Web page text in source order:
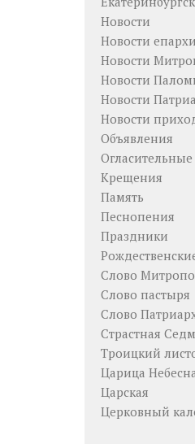
Новости
Новости
Новости
Новости
Новости
Новости
Объявления
Крещения
Память
Песнопения
Праздники
Слово
Слово пастыря
Слово
Страстная
Троицкий
Царица
Царская
Церковный